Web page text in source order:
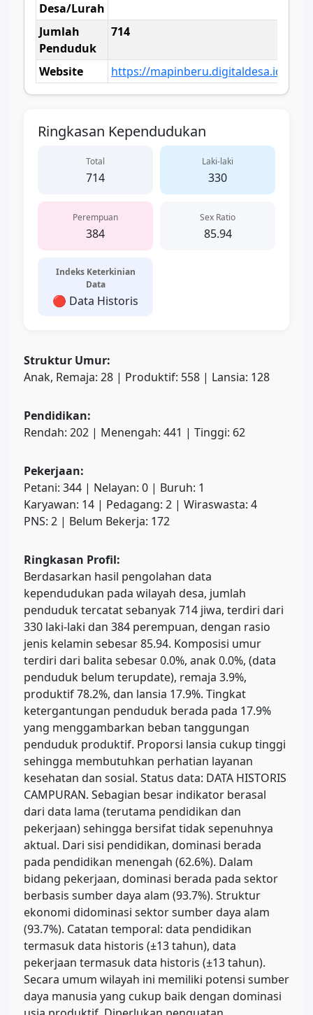
Desa/Lurah
Jumlah
Penduduk
714
Website https://mapinberu.digitaldesa.id/
Ringkasan Kependudukan
Total
714
Laki-laki
330
Perempuan
384
Sex Ratio
85.94
Indeks Keterkinian
Data
🔴 Data Historis
Struktur Umur:
Anak, Remaja: 28 | Produktif: 558 | Lansia: 128
Pendidikan:
Rendah: 202 | Menengah: 441 | Tinggi: 62
Pekerjaan:
Petani: 344 | Nelayan: 0 | Buruh: 1
Karyawan: 14 | Pedagang: 2 | Wiraswasta: 4
PNS: 2 | Belum Bekerja: 172
Ringkasan Profil:
Berdasarkan hasil pengolahan data
kependudukan pada wilayah desa, jumlah
penduduk tercatat sebanyak 714 jiwa, terdiri dari
330 laki-laki dan 384 perempuan, dengan rasio
jenis kelamin sebesar 85.94. Komposisi umur
terdiri dari balita sebesar 0.0%, anak 0.0%, (data
penduduk belum terupdate), remaja 3.9%,
produktif 78.2%, dan lansia 17.9%. Tingkat
ketergantungan penduduk berada pada 17.9%
yang menggambarkan beban tanggungan
penduduk produktif. Proporsi lansia cukup tinggi
sehingga membutuhkan perhatian layanan
kesehatan dan sosial. Status data: DATA HISTORIS
CAMPURAN. Sebagian besar indikator berasal
dari data lama (terutama pendidikan dan
pekerjaan) sehingga bersifat tidak sepenuhnya
aktual. Dari sisi pendidikan, dominasi berada
pada pendidikan menengah (62.6%). Dalam
bidang pekerjaan, dominasi berada pada sektor
berbasis sumber daya alam (93.7%). Struktur
ekonomi didominasi sektor sumber daya alam
(93.7%). Catatan temporal: data pendidikan
termasuk data historis (±13 tahun), data
pekerjaan termasuk data historis (±13 tahun).
Secara umum wilayah ini memiliki potensi sumber
daya manusia yang cukup baik dengan dominasi